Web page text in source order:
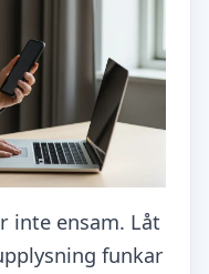
inte ensam. Låt
funkar